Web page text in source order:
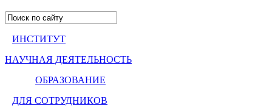
ИНСТИТУТ
НАУЧНАЯ ДЕЯТЕЛЬНОСТЬ
ОБРАЗОВАНИЕ
ДЛЯ СОТРУДНИКОВ